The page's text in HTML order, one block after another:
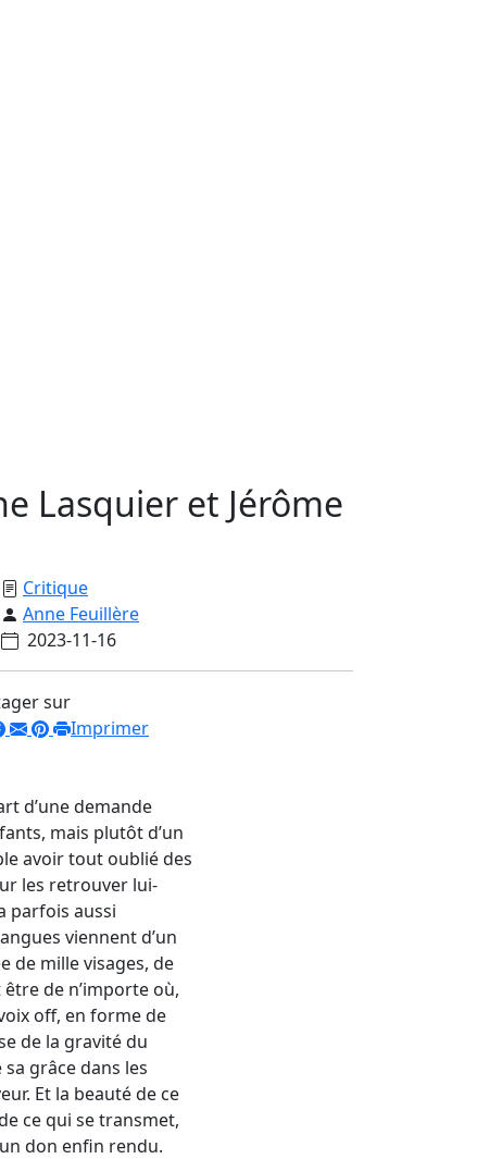
Lasquier et Jérôme
Critique
Anne Feuillère
2023-11-16
sur
Imprimer
d’une demande
mais plutôt d’un
avoir tout oublié des
les retrouver lui-
parfois aussi
viennent d’un
de mille visages, de
de n’importe où,
off, en forme de
de la gravité du
grâce dans les
Et la beauté de ce
ce qui se transmet,
don enfin rendu.